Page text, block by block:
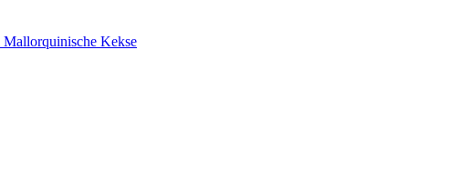
Mallorquinische Kekse